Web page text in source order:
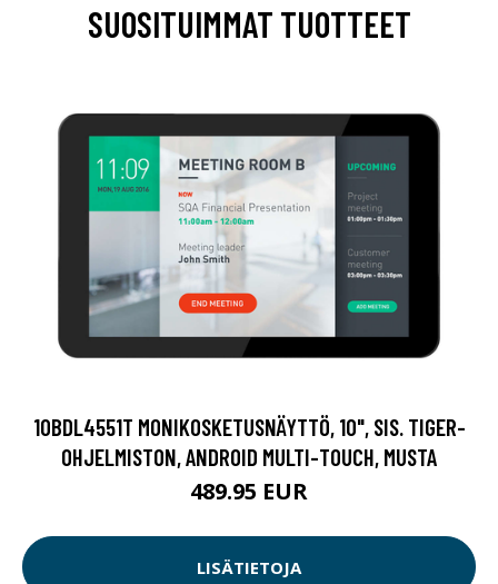
SUOSITUIMMAT TUOTTEET
10BDL4551T MONIKOSKETUSNÄYTTÖ, 10", SIS. TIGER-
OHJELMISTON, ANDROID MULTI-TOUCH, MUSTA
489.95 EUR
LISÄTIETOJA